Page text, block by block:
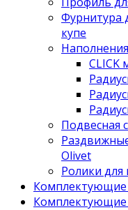
Фурнитура
купе
CLICK
Подвесная
Olivet
Ролики
Комплектующие